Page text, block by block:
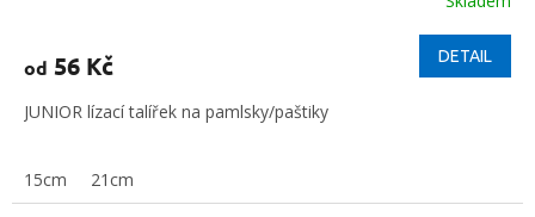
od 56 Kč DETAIL
JUNIOR lízací talířek na pamlsky/paštiky
15cm 21cm